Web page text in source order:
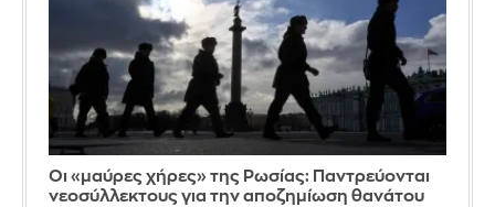
Οι «μαύρες χήρες» της Ρωσίας: Παντρεύονται
νεοσύλλεκτους για την αποζημίωση θανάτου